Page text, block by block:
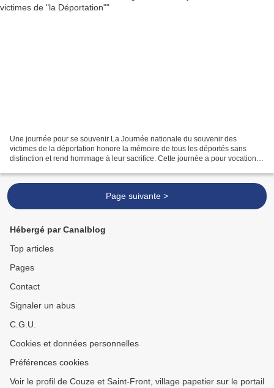
Une journée pour se souvenir La Journée nationale du souvenir des
victimes de la déportation honore la mémoire de tous les déportés sans
distinction et rend hommage à leur sacrifice. Cette journée a pour vocation
Page suivante >
Hébergé par Canalblog
Top articles
Pages
Contact
Signaler un abus
C.G.U.
Cookies et données personnelles
Préférences cookies
Voir le profil de Couze et Saint-Front, village papetier sur le portail